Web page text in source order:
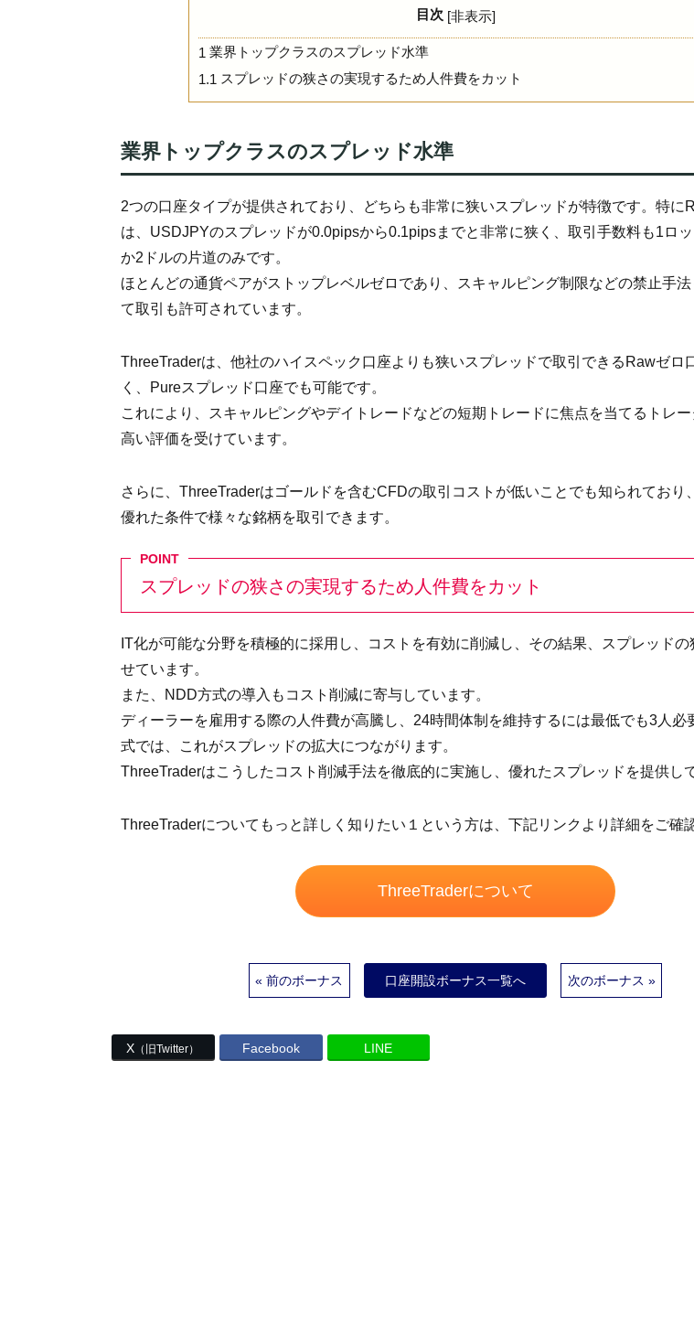
目次 [非表示]
1 業界トップクラスのスプレッド水準
1.1 スプレッドの狭さの実現するため人件費をカット
業界トップクラスのスプレッド水準
2つの口座タイプが提供されており、どちらも非常に狭いスプレッドが特徴です。特に
は、USDJPYのスプレッドが0.0pipsから0.1pipsまでと非常に狭く、取引手数料も1ロ
か2ドルの片道のみです。
ほとんどの通貨ペアがストップレベルゼロであり、スキャルピング制限などの禁止手
て取引も許可されています。
ThreeTraderは、他社のハイスペック口座よりも狭いスプレッドで取引できるRawゼロ
く、Pureスプレッド口座でも可能です。
これにより、スキャルピングやデイトレードなどの短期トレードに焦点を当てるトレ
高い評価を受けています。
さらに、ThreeTraderはゴールドを含むCFDの取引コストが低いことでも知られており
優れた条件で様々な銘柄を取引できます。
スプレッドの狭さの実現するため人件費をカット
IT化が可能な分野を積極的に採用し、コストを有効に削減し、その結果、スプレッドの
せています。
また、NDD方式の導入もコスト削減に寄与しています。
ディーラーを雇用する際の人件費が高騰し、24時間体制を維持するには最低でも3人必
式では、これがスプレッドの拡大につながります。
ThreeTraderはこうしたコスト削減手法を徹底的に実施し、優れたスプレッドを提供し
ThreeTraderについてもっと詳しく知りたい１という方は、下記リンクより詳細をご確
ThreeTraderについて
« 前のボーナス 口座開設ボーナス一覧へ 次のボーナス »
X （旧Twitter） Facebook LINE